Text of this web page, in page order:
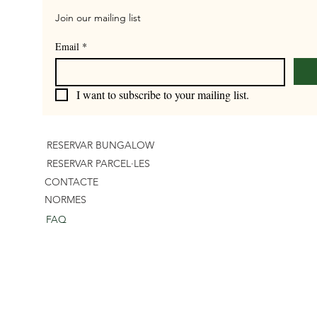
Join our mailing list
Email *
I want to subscribe to your mailing list.
RESERVAR BUNGALOW
RESERVAR PARCEL·LES
CONTACTE
NORMES
FAQ